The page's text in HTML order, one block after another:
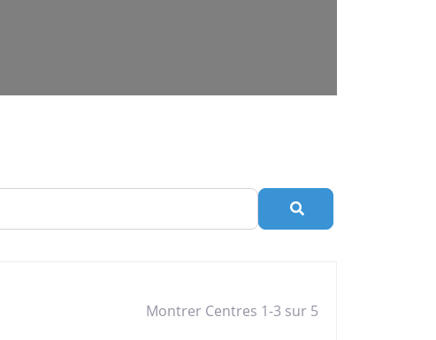
Rechercher
Montrer Centres 1-3 sur 5